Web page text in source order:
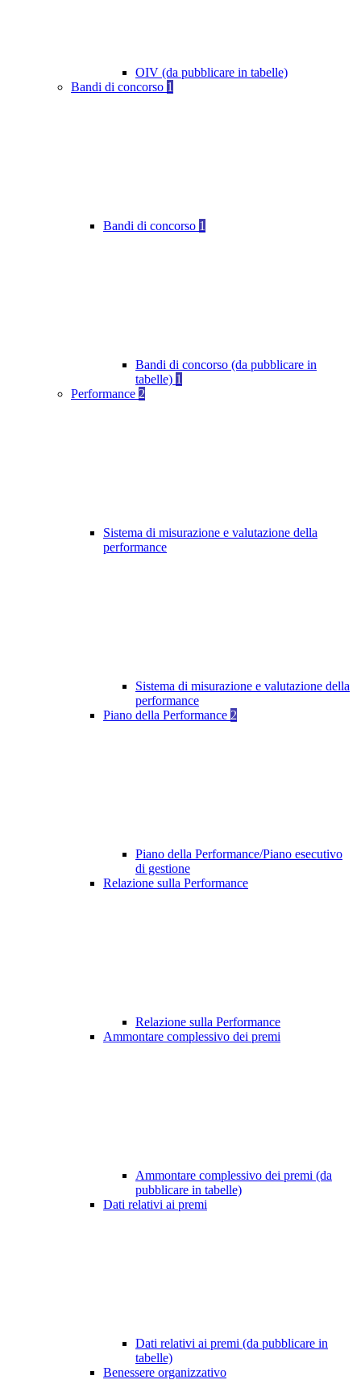
OIV (da pubblicare in tabelle)
Bandi di concorso 1
Bandi di concorso 1
Bandi di concorso (da pubblicare in
tabelle) 1
Performance 2
Sistema di misurazione e valutazione della
performance
Sistema di misurazione e valutazione della
performance
Piano della Performance 2
Piano della Performance/Piano esecutivo
di gestione
Relazione sulla Performance
Relazione sulla Performance
Ammontare complessivo dei premi
Ammontare complessivo dei premi (da
pubblicare in tabelle)
Dati relativi ai premi
Dati relativi ai premi (da pubblicare in
tabelle)
Benessere organizzativo